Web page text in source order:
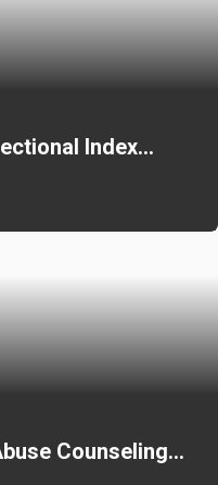
Index…
Counseling…